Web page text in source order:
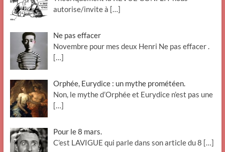
autorise/invite à […]
Ne pas effacer
Novembre pour mes deux Henri Ne pas effacer .
[…]
Orphée, Eurydice : un mythe prométéen.
Non, le mythe d’Orphée et Eurydice n’est pas une
[…]
Pour le 8 mars.
C’est LAVIGUE qui parle dans son article du 8 […]